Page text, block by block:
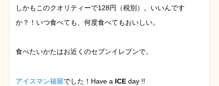
しかもこのクオリティーで128円（税別）。いいんです
か？！いつ食べても、何度食べてもおいしい。
食べたいかたはお近くのセブンイレブンで。
アイスマン福留でした！Have a ICE day !!